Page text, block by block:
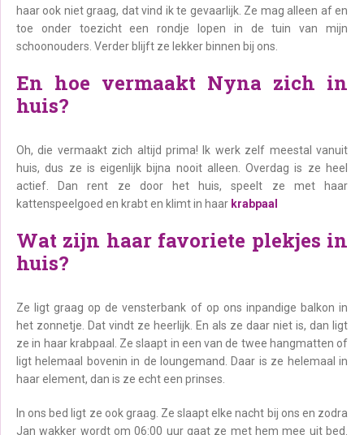
haar ook niet graag, dat vind ik te gevaarlijk. Ze mag alleen af en
toe onder toezicht een rondje lopen in de tuin van mijn
schoonouders. Verder blijft ze lekker binnen bij ons.
En hoe vermaakt Nyna zich in
huis?
Oh, die vermaakt zich altijd prima! Ik werk zelf meestal vanuit
huis, dus ze is eigenlijk bijna nooit alleen. Overdag is ze heel
actief. Dan rent ze door het huis, speelt ze met haar
kattenspeelgoed en krabt en klimt in haar krabpaal
Wat zijn haar favoriete plekjes in
huis?
Ze ligt graag op de vensterbank of op ons inpandige balkon in
het zonnetje. Dat vindt ze heerlijk. En als ze daar niet is, dan ligt
ze in haar krabpaal. Ze slaapt in een van de twee hangmatten of
ligt helemaal bovenin in de loungemand. Daar is ze helemaal in
haar element, dan is ze echt een prinses.
In ons bed ligt ze ook graag. Ze slaapt elke nacht bij ons en zodra
Jan wakker wordt om 06:00 uur gaat ze met hem mee uit bed.